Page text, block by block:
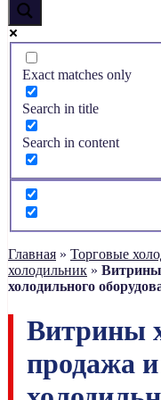
Exact matches only
Search in title
Search in content
Главная » Торговые
холодильник » Витрины
холодильного
Витрины
продажа